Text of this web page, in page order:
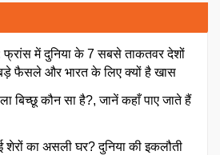
में दुनिया के 7 सबसे ताकतवर देशों
फैसले और भारत के लिए क्यों है खास
बिच्छू कौन सा है?, जानें कहाँ पाए जाते हैं
शेरों का असली घर? दुनिया की इकलौती